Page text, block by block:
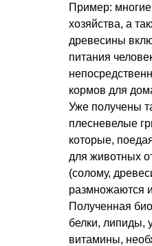
Пример: многие
хозяйства, а
древесины
питания
кормов для
Уже получены
плесневелые
которые,
для животных
(солому,
размножаются
Полученная
белки, липиды,
витамины,